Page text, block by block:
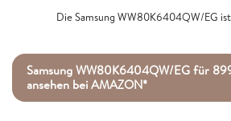
Die Samsung WW80K6404QW/EG
Samsung WW80K6404QW/EG für
ansehen bei AMAZON*